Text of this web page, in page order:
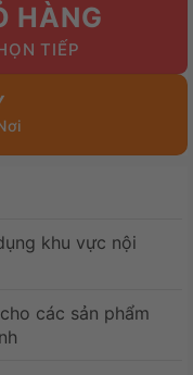
HÀNG
khu vực nội
các sản phẩm